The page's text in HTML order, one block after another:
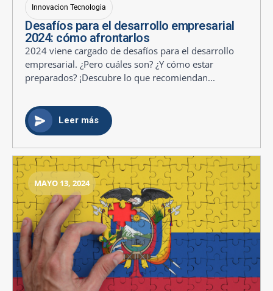
Innovacion Tecnologia
Desafíos para el desarrollo empresarial
2024: cómo afrontarlos
2024 viene cargado de desafíos para el desarrollo
empresarial. ¿Pero cuáles son? ¿Y cómo estar
preparados? ¡Descubre lo que recomiendan...
Leer más
MAYO 13, 2024